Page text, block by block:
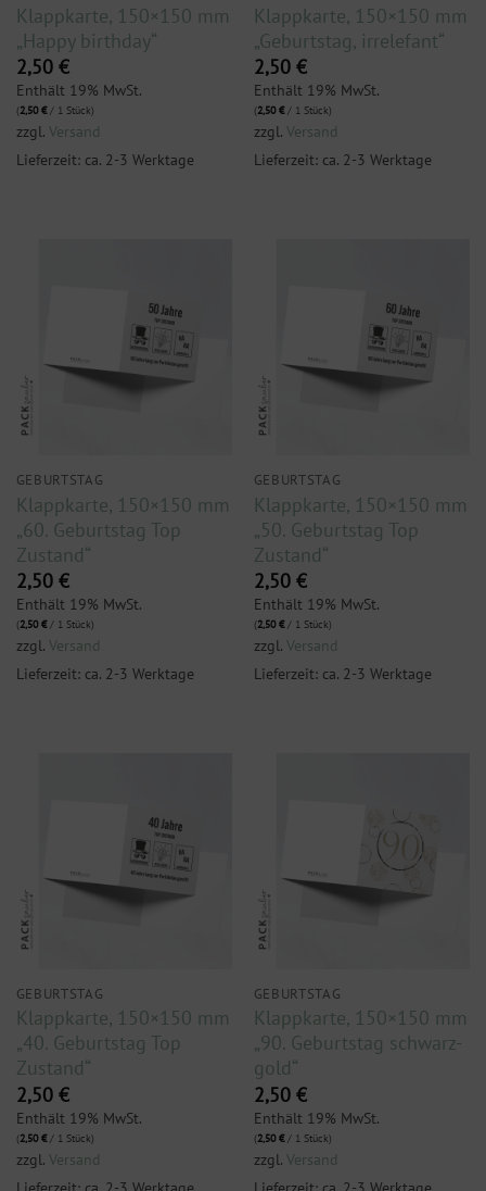
Klappkarte, 150×150 mm
„Happy birthday“
2,50 €
Enthält 19% MwSt.
(2,50€/ 1 Stück)
zzgl. Versand
Lieferzeit: ca. 2-3 Werktage
Klappkarte, 150×150 mm
„Geburtstag, irrelefant“
2,50 €
Enthält 19% MwSt.
(2,50€/ 1 Stück)
zzgl. Versand
Lieferzeit: ca. 2-3 Werktage
GEBURTSTAG
Klappkarte, 150×150 mm
„60. Geburtstag Top
Zustand“
2,50 €
Enthält 19% MwSt.
(2,50€/ 1 Stück)
zzgl. Versand
Lieferzeit: ca. 2-3 Werktage
GEBURTSTAG
Klappkarte, 150×150 mm
„50. Geburtstag Top
Zustand“
2,50 €
Enthält 19% MwSt.
(2,50€/ 1 Stück)
zzgl. Versand
Lieferzeit: ca. 2-3 Werktage
GEBURTSTAG
Klappkarte, 150×150 mm
„40. Geburtstag Top
Zustand“
2,50 €
Enthält 19% MwSt.
(2,50€/ 1 Stück)
zzgl. Versand
GEBURTSTAG
Klappkarte, 150×150 mm
„90. Geburtstag schwarz-
gold“
2,50 €
Enthält 19% MwSt.
(2,50€/ 1 Stück)
zzgl. Versand